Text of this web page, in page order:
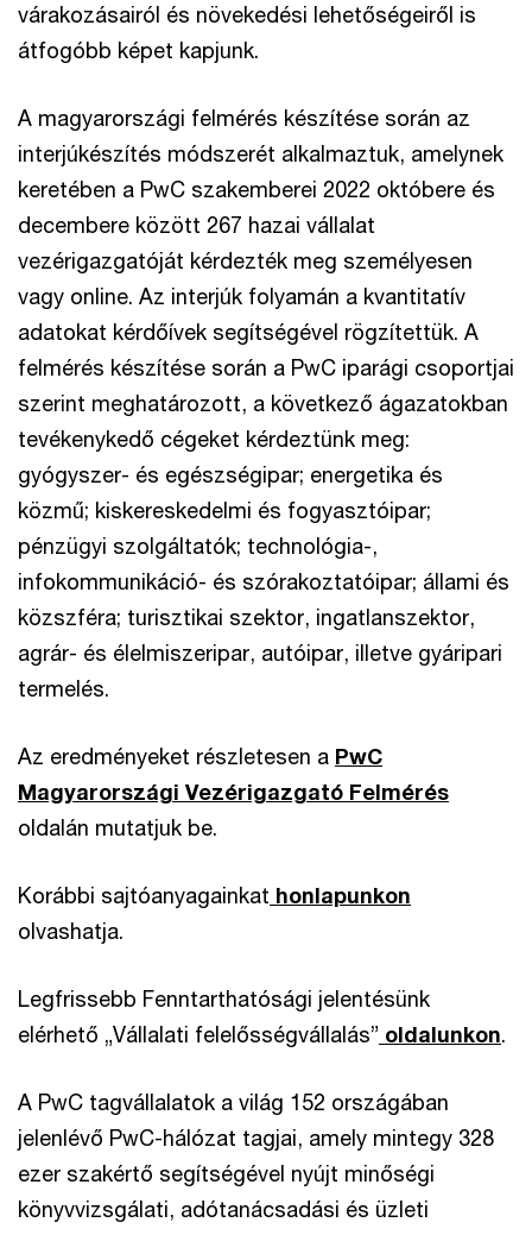
várakozásairól és növekedési lehetőségeiről is
átfogóbb képet kapjunk.
A magyarországi felmérés készítése során az
interjúkészítés módszerét alkalmaztuk, amelynek
keretében a PwC szakemberei 2022 októbere és
decembere között 267 hazai vállalat
vezérigazgatóját kérdezték meg személyesen
vagy online. Az interjúk folyamán a kvantitatív
adatokat kérdőívek segítségével rögzítettük. A
felmérés készítése során a PwC iparági csoportjai
szerint meghatározott, a következő ágazatokban
tevékenykedő cégeket kérdeztünk meg:
gyógyszer- és egészségipar; energetika és
közmű; kiskereskedelmi és fogyasztóipar;
pénzügyi szolgáltatók; technológia-,
infokommunikáció- és szórakoztatóipar; állami és
közszféra; turisztikai szektor, ingatlanszektor,
agrár- és élelmiszeripar, autóipar, illetve gyáripari
termelés.
Az eredményeket részletesen a PwC
Magyarországi Vezérigazgató Felmérés
oldalán mutatjuk be.
Korábbi sajtóanyagainkat honlapunkon
olvashatja.
Legfrissebb Fenntarthatósági jelentésünk
elérhető „Vállalati felelősségvállalás” oldalunkon.
A PwC tagvállalatok a világ 152 országában
jelenlévő PwC-hálózat tagjai, amely mintegy 328
ezer szakértő segítségével nyújt minőségi
könyvvizsgálati, adótanácsadási és üzleti